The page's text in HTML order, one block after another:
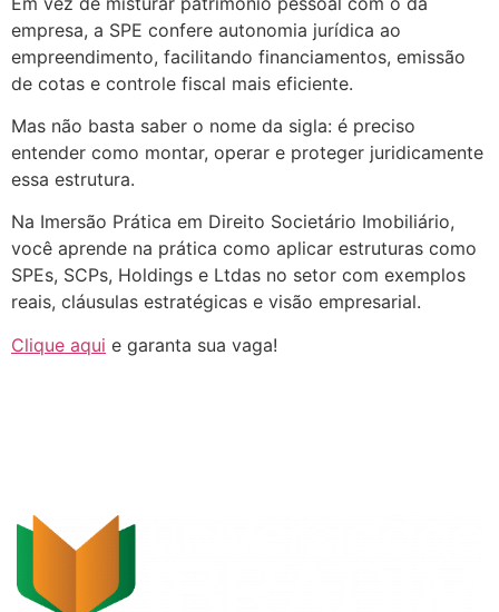
empresa, a SPE confere autonomia jurídica ao
empreendimento, facilitando financiamentos, emissão
de cotas e controle fiscal mais eficiente.
Mas não basta saber o nome da sigla: é preciso
entender como montar, operar e proteger juridicamente
essa estrutura.
Na Imersão Prática em Direito Societário Imobiliário,
você aprende na prática como aplicar estruturas como
SPEs, SCPs, Holdings e Ltdas no setor com exemplos
reais, cláusulas estratégicas e visão empresarial.
Clique aqui e garanta sua vaga!